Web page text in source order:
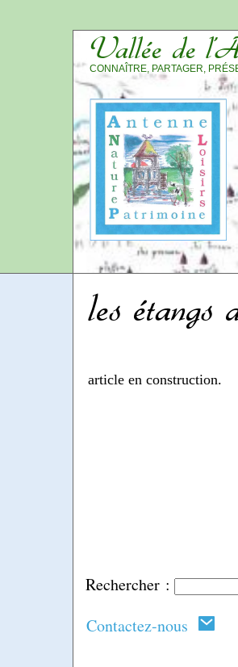
Vallée de
CONNAÎTRE, PARTAGER,
Rechercher :
Contactez-nous
les étangs
article en construction.